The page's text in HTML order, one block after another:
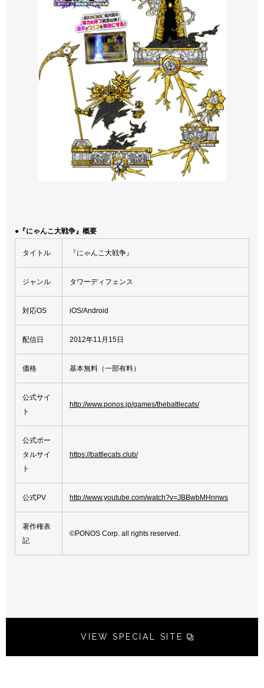
●『にゃんこ大戦争』概要
タイトル 『にゃんこ大戦争』
ジャンル タワーディフェンス
対応OS iOS/Android
配信日 2012年11月15日
価格 基本無料（一部有料）
公式サイ
ト
http://www.ponos.jp/games/thebattlecats/
公式ポー
タルサイ
ト
https://battlecats.club/
公式PV http://www.youtube.com/watch?v=JBBwbMHnnws
著作権表
記
©PONOS Corp. all rights reserved.
VIEW SPECIAL SITE